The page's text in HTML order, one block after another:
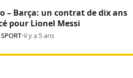
– Barça: un contrat de dix ans
pour Lionel Messi
•il y a 5 ans